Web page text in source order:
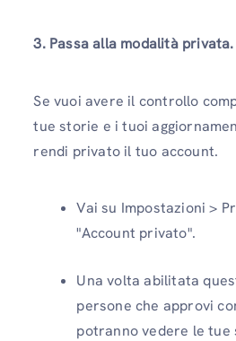
3. Passa alla modalità privata.
Se vuoi avere il controllo
tue storie e i tuoi
rendi privato il tuo account.
Vai su Impostazioni >
"Account privato".
Una volta abilitata
persone che approvi
potranno vedere le tue